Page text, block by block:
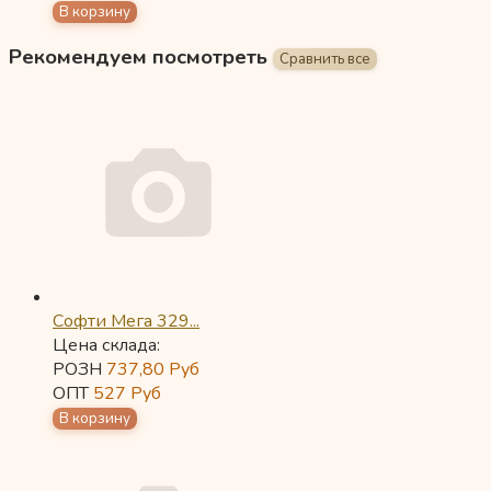
Рекомендуем посмотреть
Софти Мега 329...
Цена склада:
РОЗН 737,80 Руб
ОПТ527 Руб